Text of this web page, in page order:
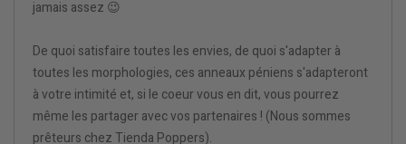
jamais assez 😉
De quoi satisfaire toutes les envies, de quoi s'adapter à
toutes les morphologies, ces anneaux péniens s'adapteront
à votre intimité et, si le coeur vous en dit, vous pourrez
même les partager avec vos partenaires ! (Nous sommes
prêteurs chez Tienda Poppers).